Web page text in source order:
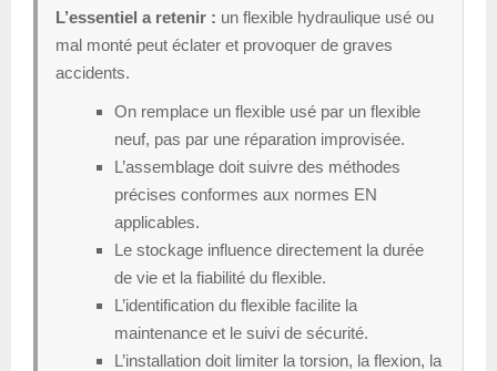
L’essentiel a retenir : un flexible hydraulique usé ou
mal monté peut éclater et provoquer de graves
accidents.
On remplace un flexible usé par un flexible
neuf, pas par une réparation improvisée.
L’assemblage doit suivre des méthodes
précises conformes aux normes EN
applicables.
Le stockage influence directement la durée
de vie et la fiabilité du flexible.
L’identification du flexible facilite la
maintenance et le suivi de sécurité.
L’installation doit limiter la torsion, la flexion, la